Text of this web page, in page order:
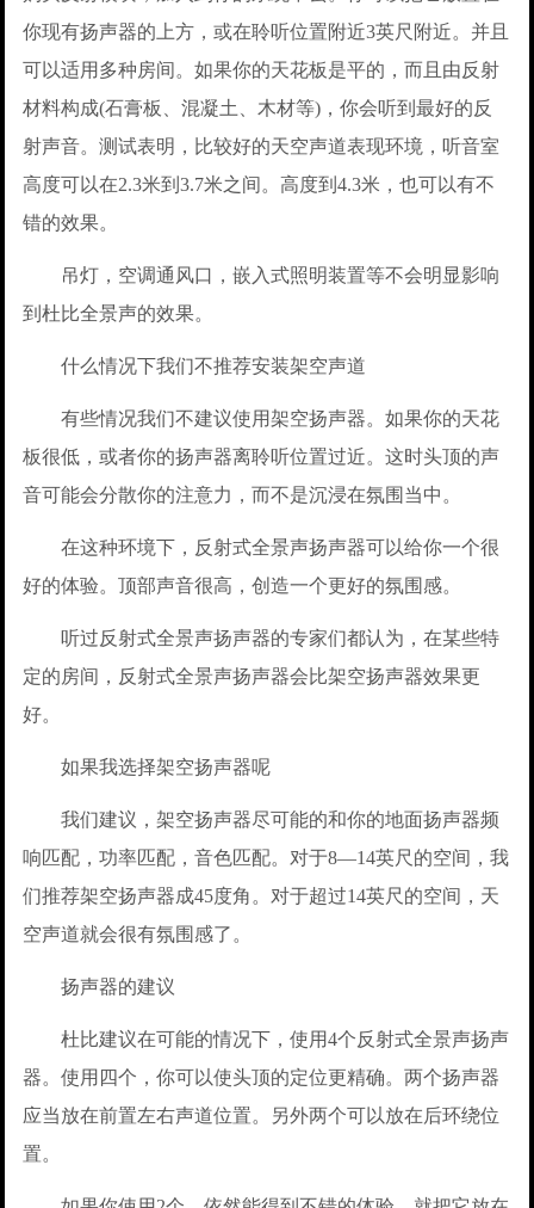
你现有扬声器的上方，或在聆听位置附近3英尺附近。并且
可以适用多种房间。如果你的天花板是平的，而且由反射
材料构成(石膏板、混凝土、木材等)，你会听到最好的反
射声音。测试表明，比较好的天空声道表现环境，听音室
高度可以在2.3米到3.7米之间。高度到4.3米，也可以有不
错的效果。
吊灯，空调通风口，嵌入式照明装置等不会明显影响
到杜比全景声的效果。
什么情况下我们不推荐安装架空声道
有些情况我们不建议使用架空扬声器。如果你的天花
板很低，或者你的扬声器离聆听位置过近。这时头顶的声
音可能会分散你的注意力，而不是沉浸在氛围当中。
在这种环境下，反射式全景声扬声器可以给你一个很
好的体验。顶部声音很高，创造一个更好的氛围感。
听过反射式全景声扬声器的专家们都认为，在某些特
定的房间，反射式全景声扬声器会比架空扬声器效果更
好。
如果我选择架空扬声器呢
我们建议，架空扬声器尽可能的和你的地面扬声器频
响匹配，功率匹配，音色匹配。对于8—14英尺的空间，我
们推荐架空扬声器成45度角。对于超过14英尺的空间，天
空声道就会很有氛围感了。
扬声器的建议
杜比建议在可能的情况下，使用4个反射式全景声扬声
器。使用四个，你可以使头顶的定位更精确。两个扬声器
应当放在前置左右声道位置。另外两个可以放在后环绕位
置。